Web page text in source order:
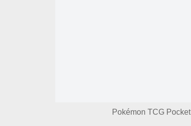
Pokémon TCG